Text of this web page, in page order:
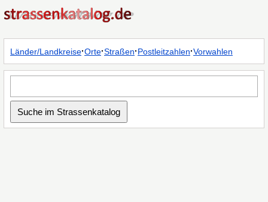
Länder/Landkreise·Orte·Straßen·Postleitzahlen·Vorwahlen